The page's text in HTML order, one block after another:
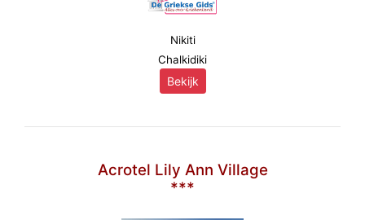
Nikiti
Chalkidiki
Bekijk
Acrotel Lily Ann Village
***